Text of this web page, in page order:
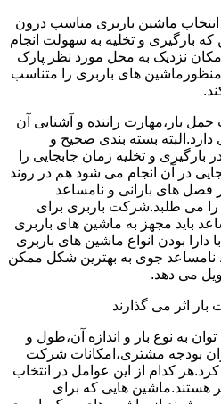
ماشین باربری مناسب درون
بارگیری و تخلیه به سهولت انجام
نزدیک به محل مورد نظر پارک
های باربری را متناسب
بار،مهارت راننده و آشنایی آن
بسته بندی صحیح و
بارگیری و تخلیه زمان جابجایی را
در آن انجام می شود هم در روند
فصل های بارانی و نامساعد
می طلبد.شرکت باربری برای
باید مجهز به ماشین های باربری
بودن انواع ماشین های باربری
جوی به بهترین شکل ممکن
می دهد.
اثر می گذارند
به نوع بار و اندازه آن،طول و
بودجه مشتری،امکانات شرکت
کدام از این عوامل در انتخاب
هستند.ماشین هایی که برای